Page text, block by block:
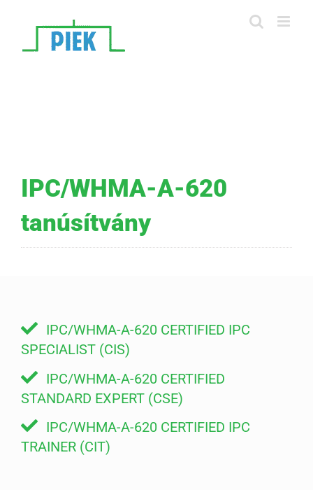
IPC/WHMA-A-620
tanúsítvány
IPC/WHMA-A-620 CERTIFIED IPC
SPECIALIST (CIS)
IPC/WHMA-A-620 CERTIFIED
STANDARD EXPERT (CSE)
IPC/WHMA-A-620 CERTIFIED IPC
TRAINER (CIT)